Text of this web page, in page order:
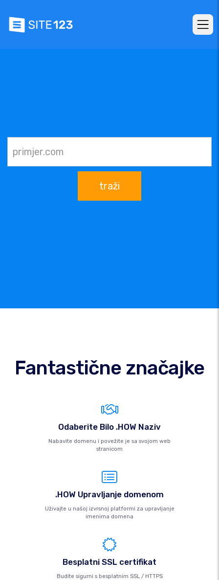
traži
Fantastične značajke
Odaberite Bilo .HOW Naziv
Nabavite domenu i povežite je sa svojom web
stranicom
.HOW Upravljanje domenom
Uživajte u našoj izvrsnoj platformi za upravljanje
imenima domena
Besplatni SSL certifikat
Budite sigurni s besplatnim SSL / HTTPS